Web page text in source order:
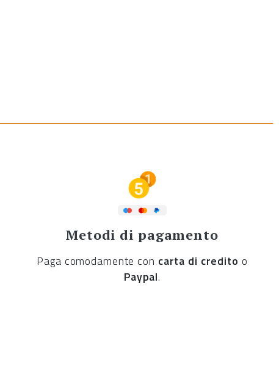
Metodi di pagamento
Paga comodamente con carta di credito o
Paypal.